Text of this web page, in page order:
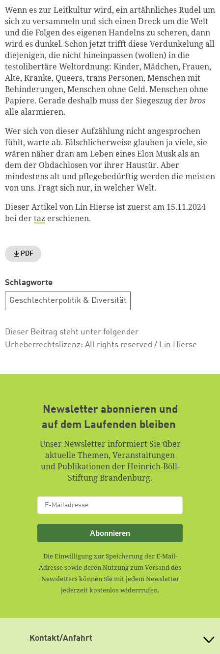
Wenn es zur Leitkultur wird, ein artähnliches Rudel um
sich zu versammeln und sich einen Dreck um die Welt
und die Folgen des eigenen Handelns zu scheren, dann
wird es dunkel. Schon jetzt trifft diese Verdunkelung all
diejenigen, die nicht hineinpassen (wollen) in die
testolibertäre Weltordnung: Kinder, Mädchen, Frauen,
Alte, Kranke, Queers, trans Personen, Menschen mit
Behinderungen, Menschen ohne Geld. Menschen ohne
Papiere. Gerade deshalb muss der Siegeszug derbros
alle alarmieren.
Wer sich von dieser Aufzählung nicht angesprochen
fühlt, warte ab. Fälschlicherweise glauben ja viele, sie
wären näher dran am Leben eines Elon Musk als an
dem der Obdachlosen vor ihrer Haustür. Aber
mindestens alt und pflegebedürftig werden die meisten
von uns. Fragt sich nur, in welcher Welt.
Dieser Artikel von Lin Hierse ist zuerst am 15.11.2024
bei dertaz erschienen.
PDF
Schlagworte
Geschlechterpolitik & Diversität
Dieser Beitrag steht unter folgender
Urheberrechtslizenz: All rights reserved / Lin Hierse
Newsletter abonnieren und
auf dem Laufenden bleiben
Unser Newsletter informiert Sie über
aktuelle Themen, Veranstaltungen
und Publikationen der Heinrich-Böll-
Stiftung Brandenburg.
Abonnieren
Die Einwilligung zur Speicherung der E-Mail-
Adresse sowie deren Nutzung zum Versand des
Newsletters können Sie mit jedem Newsletter
jederzeit kostenlos widerrrufen.
Kontakt/Anfahrt